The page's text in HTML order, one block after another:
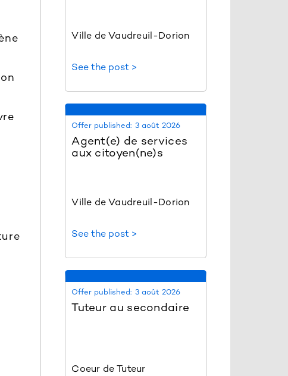
Ville de Vaudreuil-Dorion
See the post >
Offer published: 3 août 2026
Agent(e) de services
aux citoyen(ne)s
Ville de Vaudreuil-Dorion
See the post >
Offer published: 3 août 2026
Tuteur au secondaire
Coeur de Tuteur